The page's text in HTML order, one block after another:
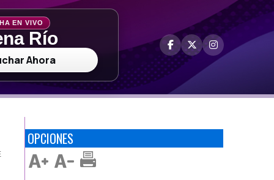
EN VIVO
Río
Ahora
OPCIONES